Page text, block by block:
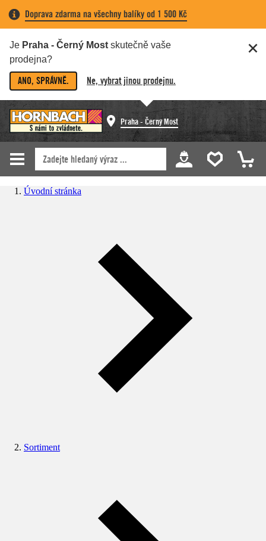
Doprava zdarma na všechny balíky od 1 500 Kč
Je Praha - Černý Most skutečně vaše
prodejna?
ANO, SPRÁVNĚ. Ne, vybrat jinou prodejnu.
Praha - Černý Most
Úvodní stránka
Sortiment